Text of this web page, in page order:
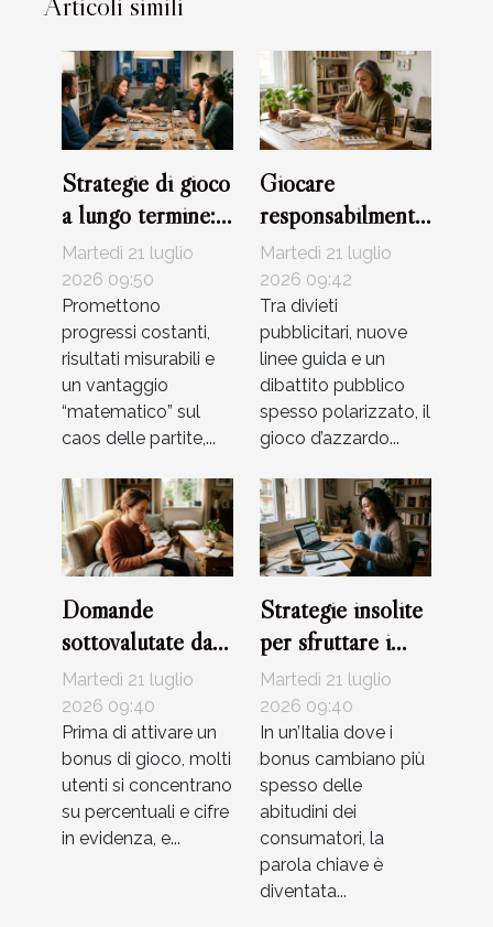
Strategie di gioco
a lungo termine:
mito o realtà?
Martedì 21 luglio
2026 09:50
Promettono
progressi costanti,
risultati misurabili e
un vantaggio
“matematico” sul
caos delle partite,...
Giocare
responsabilmente
per cambiare la
narrazione sul
mondo
dell’azzardo
Martedì 21 luglio
2026 09:42
Tra divieti
pubblicitari, nuove
linee guida e un
dibattito pubblico
spesso polarizzato, il
gioco d’azzardo...
Domande
sottovalutate da
porsi prima di
usare un bonus di
gioco
Martedì 21 luglio
2026 09:40
Prima di attivare un
bonus di gioco, molti
utenti si concentrano
su percentuali e cifre
in evidenza, e...
Strategie insolite
per sfruttare i
bonus senza
rischiare
Martedì 21 luglio
2026 09:40
In un’Italia dove i
bonus cambiano più
spesso delle
abitudini dei
consumatori, la
parola chiave è
diventata...